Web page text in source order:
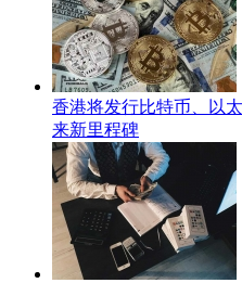
香港将发行比特币、以
来新里程碑